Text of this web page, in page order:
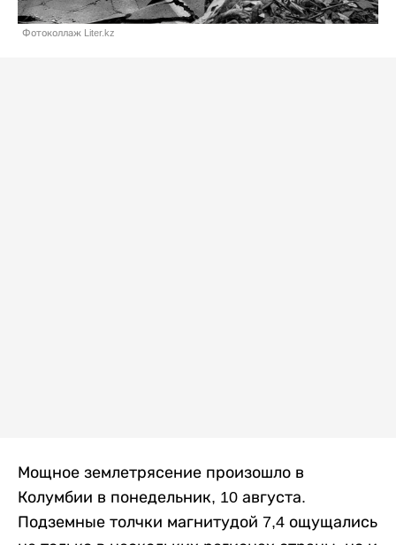
Фотоколлаж Liter.kz
Мощное землетрясение произошло в
Колумбии в понедельник, 10 августа.
Подземные толчки магнитудой 7,4 ощущались